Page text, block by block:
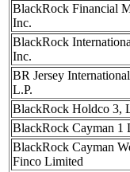
BlackRock Financial
Inc.
BlackRock
Inc.
BR Jersey
L.P.
BlackRock Holdco 3,
BlackRock Cayman 1
BlackRock Cayman
Finco Limited